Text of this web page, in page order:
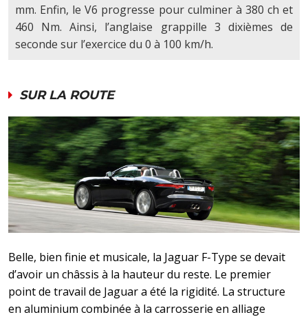
mm. Enfin, le V6 progresse pour culminer à 380 ch et
460 Nm. Ainsi, l’anglaise grappille 3 dixièmes de
seconde sur l’exercice du 0 à 100 km/h.
SUR LA ROUTE
Belle, bien finie et musicale, la Jaguar F-Type se devait
d’avoir un châssis à la hauteur du reste. Le premier
point de travail de Jaguar a été la rigidité. La structure
en aluminium combinée à la carrosserie en alliage